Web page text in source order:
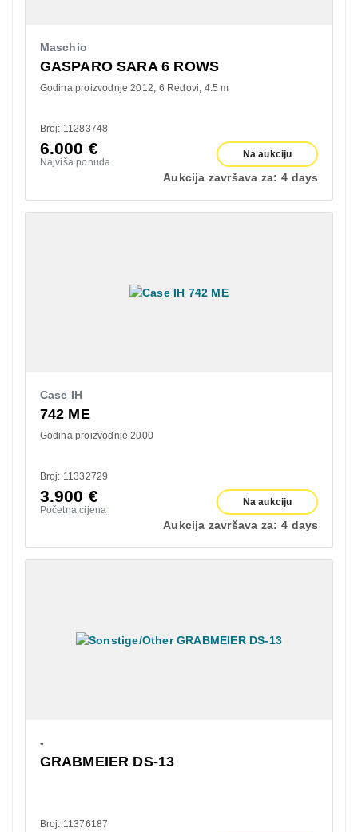
Maschio
GASPARO SARA 6 ROWS
Godina proizvodnje 2012 6 Redovi 4.5 m
Broj: 11283748
6.000 €
Najviša ponuda
Na aukciju
Aukcija završava za: 4 days
Case IH
742 ME
Godina proizvodnje 2000
Broj: 11332729
3.900 €
Početna cijena
Na aukciju
Aukcija završava za: 4 days
-
GRABMEIER DS-13
Broj: 11376187